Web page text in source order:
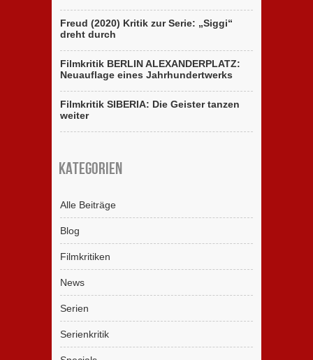
Freud (2020) Kritik zur Serie: „Siggi“
dreht durch
Filmkritik BERLIN ALEXANDERPLATZ:
Neuauflage eines Jahrhundertwerks
Filmkritik SIBERIA: Die Geister tanzen
weiter
Kategorien
Alle Beiträge
Blog
Filmkritiken
News
Serien
Serienkritik